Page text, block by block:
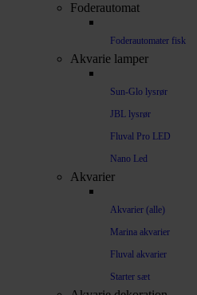
Foderautomat
Foderautomater fisk
Akvarie lamper
Sun-Glo lysrør
JBL lysrør
Fluval Pro LED
Nano Led
Akvarier
Akvarier (alle)
Marina akvarier
Fluval akvarier
Starter sæt